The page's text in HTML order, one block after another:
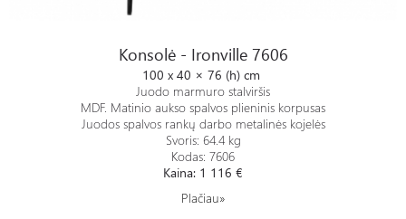
Konsolė - Ironville 7606
100 x 40 × 76 (h) cm
Juodo marmuro stalviršis
MDF. Matinio aukso spalvos plieninis korpusas
Juodos spalvos rankų darbo metalinės kojelės
Svoris: 64.4 kg
Kodas: 7606
Kaina: 1 116 €
Plačiau»